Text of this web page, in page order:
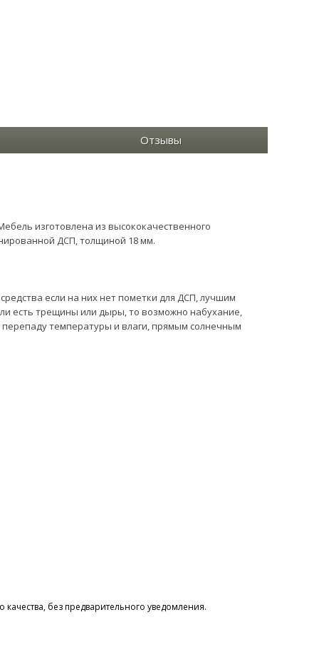
Отзывы
изготовлена из высококачественного
ДСП, толщиной 18 мм.
если на них нет пометки для ДСП, лучшим
есть трещины или дыры, то возможно набухание,
температуры и влаги, прямым солнечным
без предварительного уведомления.